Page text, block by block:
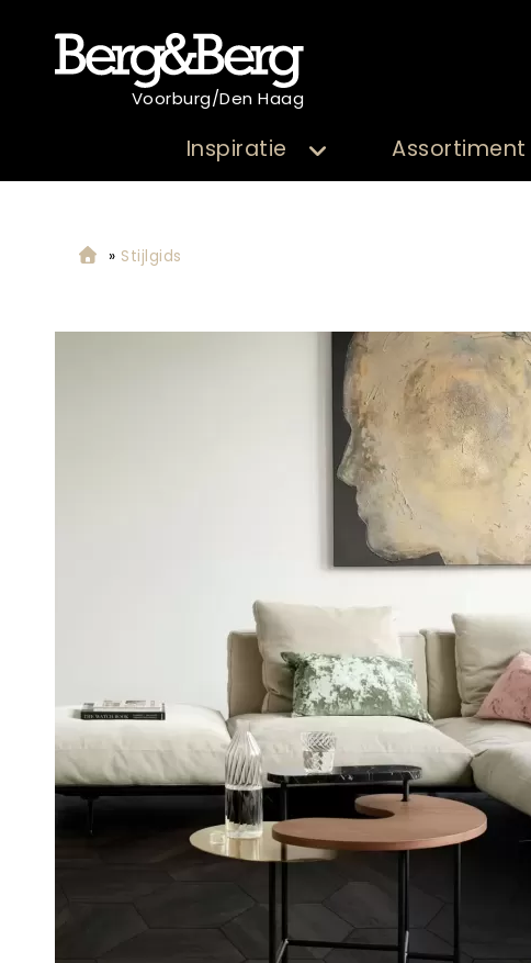
Voorburg/Den Haag
Inspiratie Assortiment
» Stijlgids